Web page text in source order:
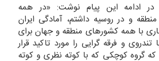
در ادامه این پیام نوشت: «در همه
و در روسیه داشتم، آمادگی ایران
با همه کشورهای منطقه و جهان برای
و فرقه گرایی را مورد تاکید قرار
که گروه کوچکی که با کوته نظری و کوته